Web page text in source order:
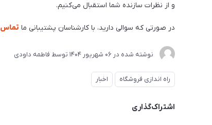
و از نظرات سازنده شما استقبال می‌کنیم.
در صورتی که سوالی دارید، با کارشناسان پشتیبانی ما تماس
نوشته شده در 06 شهریور 1404 توسط فاطمه داودی
راه اندازی فروشگاه اخبار
اشتراک‌گذاری